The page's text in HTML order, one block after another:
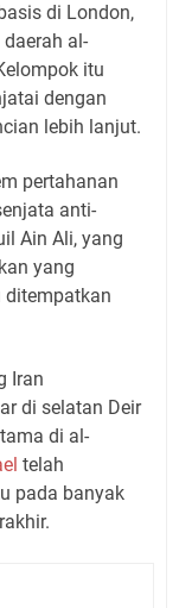
di London,
al-
itu
dengan
lebih lanjut.
pertahanan
anti-
Ain Ali, yang
yang
ditempatkan
Iran
di selatan Deir
di al-
telah
pada banyak